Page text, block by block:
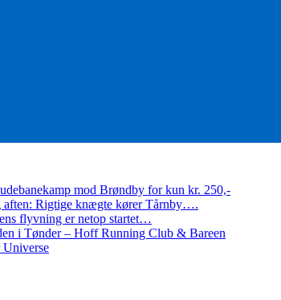
mod Brøndby for kun kr. 250,-
aften: Rigtige knægte kører Tårnby….
flyvning er netop startet…
i Tønder – Hoff Running Club & Bareen
Universe